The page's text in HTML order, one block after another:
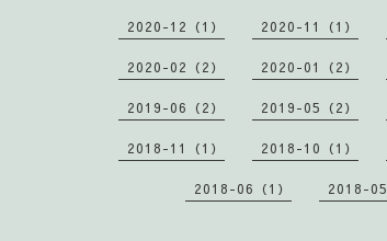
2020-12（1） 2020-11（1）
2020-02（2） 2020-01（2）
2019-06（2） 2019-05（2）
2018-11（1） 2018-10（1）
2018-06（1） 2018-05